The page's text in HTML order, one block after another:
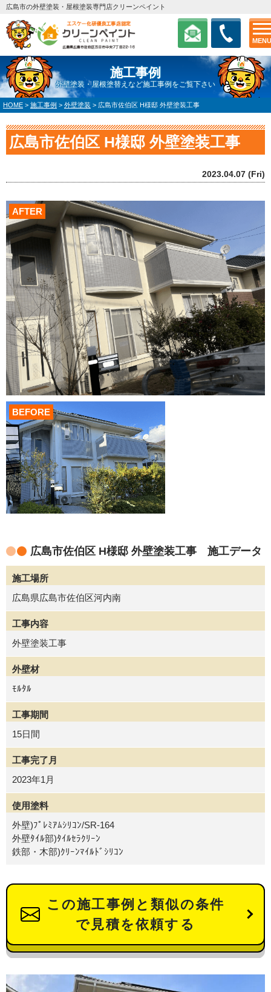
MENU
広島市の外壁塗装・屋根塗装専門店クリーンペイント
施工事例
外壁塗装・屋根塗替えなど施工事例をご覧下さい
HOME > 施工事例 > 外壁塗装 > 広島市佐伯区 H様邸 外壁塗装工事
広島市佐伯区 H様邸 外壁塗装工事
2023.04.07 (Fri)
AFTER
BEFORE
広島市佐伯区 H様邸 外壁塗装工事 施工データ
施工場所
広島県広島市佐伯区河内南
工事内容
外壁塗装工事
外壁材
ﾓﾙﾀﾙ
工事期間
15日間
工事完了月
2023年1月
使用塗料
外壁)ﾌﾟﾚﾐｱﾑｼﾘｺﾝ/SR-164
外壁ﾀｲﾙ部)ﾀｲﾙｾﾗｸﾘｰﾝ
鉄部・木部)ｸﾘｰﾝﾏｲﾙﾄﾞｼﾘｺﾝ
この施工事例と類似の条件
で見積を依頼する